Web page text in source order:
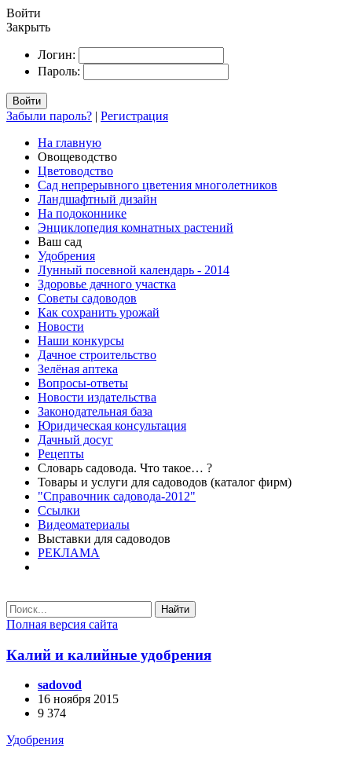
Войти
Закрыть
Логин:
Пароль:
Войти
Забыли пароль? | Регистрация
На главную
Овощеводство
Цветоводство
Сад непрерывного цветения многолетников
Ландшафтный дизайн
На подоконнике
Энциклопедия комнатных растений
Ваш сад
Удобрения
Лунный посевной календарь - 2014
Здоровье дачного участка
Советы садоводов
Как сохранить урожай
Новости
Наши конкурсы
Дачное строительство
Зелёная аптека
Вопросы-ответы
Новости издательства
Законодательная база
Юридическая консультация
Дачный досуг
Рецепты
Словарь садовода. Что такое… ?
Товары и услуги для садоводов (каталог фирм)
"Справочник садовода-2012"
Ссылки
Видеоматериалы
Выставки для садоводов
РЕКЛАМА
Найти
Полная версия сайта
Калий и калийные удобрения
sadovod
16 ноября 2015
9 374
Удобрения